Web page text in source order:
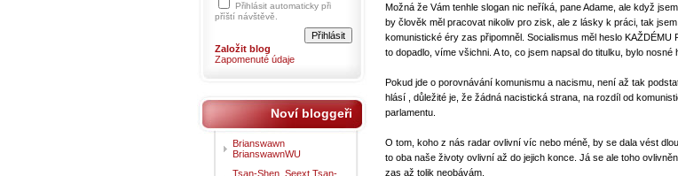
Možná že Vám tenhle slogan nic neříká, pane Adame, ale když
by člověk měl pracovat nikoliv pro zisk, ale z lásky k práci, tak
komunistické éry zas připomněl. Socialismus měl heslo KAŽDÉMU
to dopadlo, víme všichni. A to, co jsem napsal do titulku, bylo nosné
Pokud jde o porovnávání komunismu a nacismu, není až tak
hlásí , důležité je, že žádná nacistická strana, na rozdíl od
parlamentu.
O tom, koho z nás radar ovlivní víc nebo méně, by se dala vést
to oba naše životy ovlivní až do jejich konce. Já se ale toho
zas až tolik neobávám.
Přihlásit automaticky při
příští návštěvě.
Založit blog
Zapomenuté údaje
Noví bloggeři
Brianswawn
BrianswawnWU
Tsan-Shen_Seext Tsan-